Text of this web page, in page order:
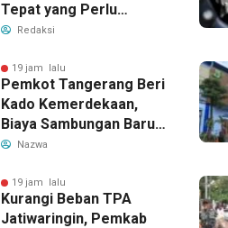
Tepat yang Perlu
Dilakukan
Redaksi
19 jam lalu
Pemkot Tangerang Beri
Kado Kemerdekaan,
Biaya Sambungan Baru
Air Bersih Dipangkas
Nazwa
19 jam lalu
Kurangi Beban TPA
Jatiwaringin, Pemkab